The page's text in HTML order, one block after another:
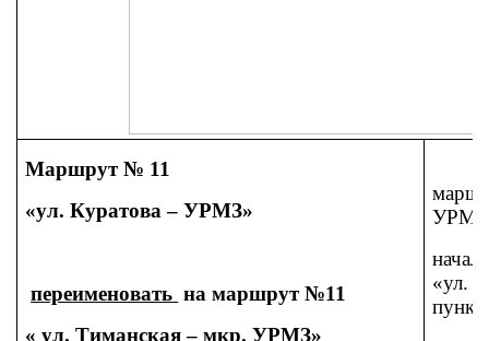
Маршрут № 11
«ул. Куратова – УРМЗ»
переименовать на маршрут №11
« ул. Тиманская – мкр. УРМЗ»
«ул.